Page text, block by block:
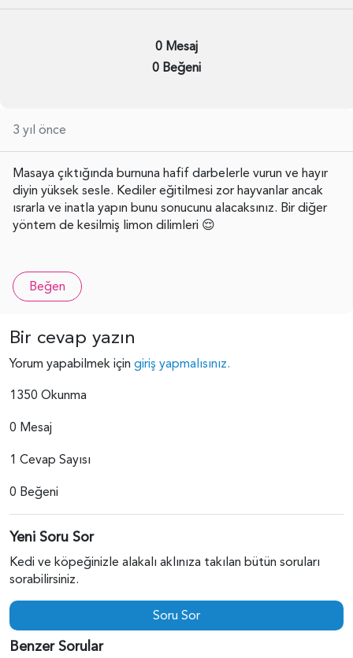
0 Mesaj
0 Beğeni
3 yıl önce
Masaya çıktığında burnuna hafif darbelerle vurun ve hayır
diyin yüksek sesle. Kediler eğitilmesi zor hayvanlar ancak
ısrarla ve inatla yapın bunu sonucunu alacaksınız. Bir diğer
yöntem de kesilmiş limon dilimleri 😌
Beğen
Bir cevap yazın
Yorum yapabilmek için giriş yapmalısınız.
1350 Okunma
0 Mesaj
1 Cevap Sayısı
0 Beğeni
Yeni Soru Sor
Kedi ve köpeğinizle alakalı aklınıza takılan bütün soruları
sorabilirsiniz.
Soru Sor
Benzer Sorular